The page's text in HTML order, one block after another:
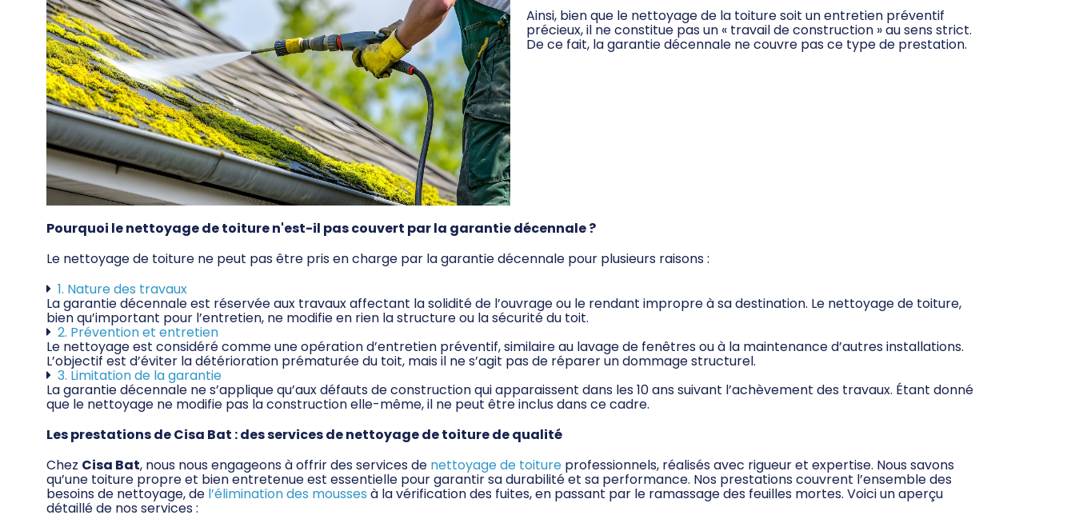
Ainsi, bien que le nettoyage de la toiture soit un entretien préventif
précieux, il ne constitue pas un « travail de construction » au sens strict.
De ce fait, la garantie décennale ne couvre pas ce type de prestation.
Pourquoi le nettoyage de toiture n'est-il pas couvert par la garantie décennale ?
Le nettoyage de toiture ne peut pas être pris en charge par la garantie décennale pour plusieurs raisons :
1. Nature des travaux
La garantie décennale est réservée aux travaux affectant la solidité de l’ouvrage ou le rendant impropre à sa destination. Le nettoyage de toiture,
bien qu’important pour l’entretien, ne modifie en rien la structure ou la sécurité du toit.
2. Prévention et entretien
Le nettoyage est considéré comme une opération d’entretien préventif, similaire au lavage de fenêtres ou à la maintenance d’autres installations.
L’objectif est d’éviter la détérioration prématurée du toit, mais il ne s’agit pas de réparer un dommage structurel.
3. Limitation de la garantie
La garantie décennale ne s’applique qu’aux défauts de construction qui apparaissent dans les 10 ans suivant l’achèvement des travaux. Étant donné
que le nettoyage ne modifie pas la construction elle-même, il ne peut être inclus dans ce cadre.
Les prestations de Cisa Bat : des services de nettoyage de toiture de qualité
Chez Cisa Bat, nous nous engageons à offrir des services de nettoyage de toiture professionnels, réalisés avec rigueur et expertise. Nous savons
qu’une toiture propre et bien entretenue est essentielle pour garantir sa durabilité et sa performance. Nos prestations couvrent l’ensemble des
besoins de nettoyage, de l’élimination des mousses à la vérification des fuites, en passant par le ramassage des feuilles mortes. Voici un aperçu
détaillé de nos services :